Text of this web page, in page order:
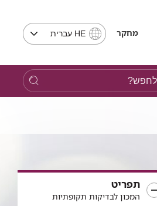
מחקר HE עברית
תפריט
המכון לבדיקות תקופתיות